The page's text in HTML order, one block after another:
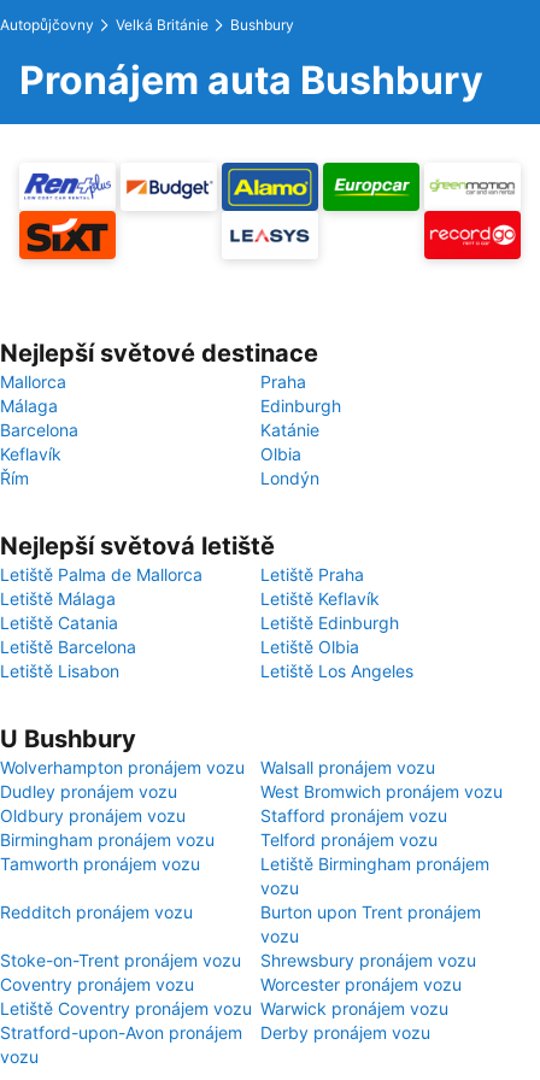
Autopůjčovny Velká Británie Bushbury
Pronájem auta Bushbury
Nejlepší světové destinace
Mallorca
Praha
Málaga
Edinburgh
Barcelona
Katánie
Keflavík
Olbia
Řím
Londýn
Nejlepší světová letiště
Letiště Palma de Mallorca
Letiště Praha
Letiště Málaga
Letiště Keflavík
Letiště Catania
Letiště Edinburgh
Letiště Barcelona
Letiště Olbia
Letiště Lisabon
Letiště Los Angeles
U Bushbury
Wolverhampton pronájem vozu
Walsall pronájem vozu
Dudley pronájem vozu
West Bromwich pronájem vozu
Oldbury pronájem vozu
Stafford pronájem vozu
Birmingham pronájem vozu
Telford pronájem vozu
Tamworth pronájem vozu
Letiště Birmingham pronájem
vozu
Redditch pronájem vozu
Burton upon Trent pronájem
vozu
Stoke-on-Trent pronájem vozu
Shrewsbury pronájem vozu
Coventry pronájem vozu
Worcester pronájem vozu
Letiště Coventry pronájem vozu Warwick pronájem vozu
Stratford-upon-Avon pronájem
vozu
Derby pronájem vozu